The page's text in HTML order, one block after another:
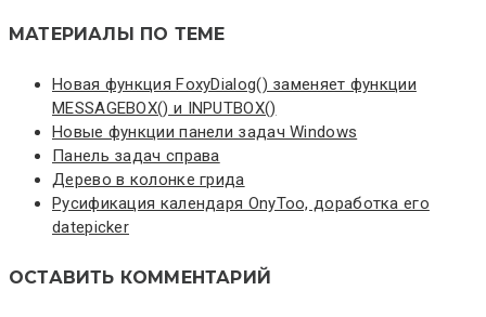
МАТЕРИАЛЫ ПО ТЕМЕ
Новая функция FoxyDialog() заменяет функции
MESSAGEBOX() и INPUTBOX()
Новые функции панели задач Windows
Панель задач справа
Дерево в колонке грида
Русификация календаря OnyToo, доработка его
datepicker
ОСТАВИТЬ КОММЕНТАРИЙ